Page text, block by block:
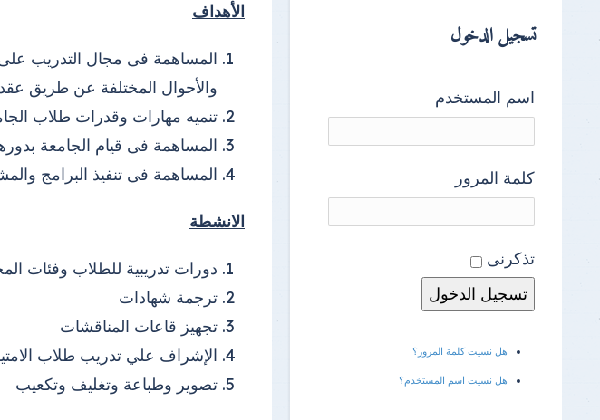
الأهداف
المساهمة فى مجال التدريب على
والأحوال المختلفة عن طريق
تنميه مهارات وقدرات طلاب
المساهمة فى قيام الجامعة
المساهمة فى تنفيذ البرامج
الانشطة
دورات تدريبية للطلاب وفئات
ترجمة شهادات
تجهيز قاعات المناقشات
الإشراف علي تدريب طلاب
تصوير وطباعة وتغليف وتكعيب
تسجيل الدخول
اسم المستخدم
كلمة المرور
تذكرنى
هل نسيت كلمة المرور؟
هل نسيت اسم المستخدم؟